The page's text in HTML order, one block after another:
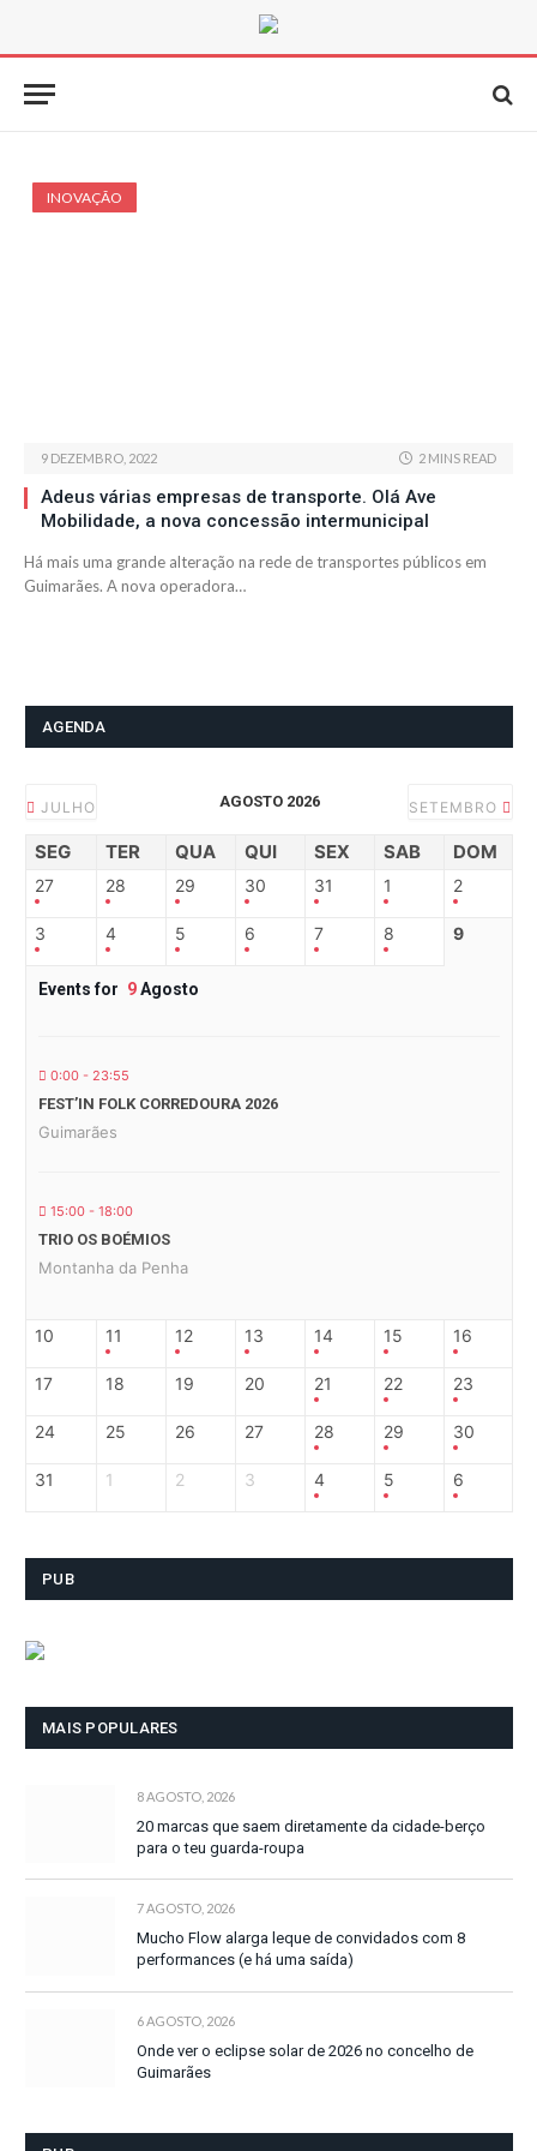
INOVAÇÃO
9 DEZEMBRO, 2022 2 MINS READ
Adeus várias empresas de transporte. Olá Ave
Mobilidade, a nova concessão intermunicipal
Há mais uma grande alteração na rede de transportes públicos em
Guimarães. A nova operadora…
AGENDA
JULHO AGOSTO 2026 SETEMBRO
SEG TER QUA QUI SEX SAB DOM
27 28 29 30 31 1 2
3 4 5 6 7 8 9
Events for 9Agosto
0:00 - 23:55
FEST’IN FOLK CORREDOURA 2026
Guimarães
15:00 - 18:00
TRIO OS BOÉMIOS
Montanha da Penha
10 11 12 13 14 15 16
17 18 19 20 21 22 23
24 25 26 27 28 29 30
31 1 2 3 4 5 6
PUB
MAIS POPULARES
8 AGOSTO, 2026
20 marcas que saem diretamente da cidade-berço
para o teu guarda-roupa
7 AGOSTO, 2026
Mucho Flow alarga leque de convidados com 8
performances (e há uma saída)
6 AGOSTO, 2026
Onde ver o eclipse solar de 2026 no concelho de
Guimarães